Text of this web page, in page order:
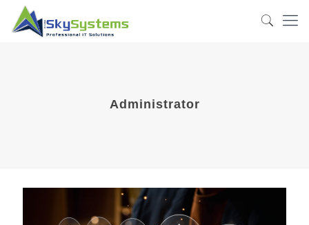
Administrator